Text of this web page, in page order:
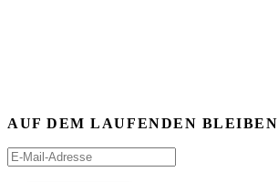
AUF DEM LAUFENDEN BLEIBEN
E-